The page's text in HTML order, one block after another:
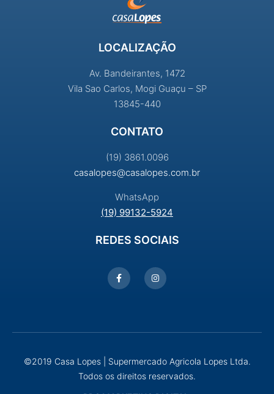
LOCALIZAÇÃO
Av. Bandeirantes, 1472
Vila Sao Carlos, Mogi Guaçu – SP
13845-440
CONTATO
(19) 3861.0096
casalopes@casalopes.com.br
WhatsApp
(19) 99132-5924
REDES SOCIAIS
©2019 Casa Lopes | Supermercado Agricola Lopes Ltda.
Todos os direitos reservados.